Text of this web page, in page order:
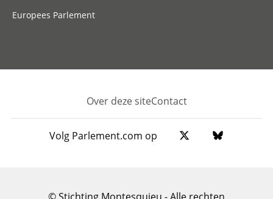
Europees Parlement
Footer
Over deze siteContact
Volg Parlement.com op